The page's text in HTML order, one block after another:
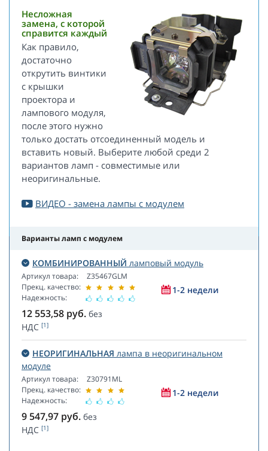
Несложная
замена, с которой
справится каждый
Как правило,
достаточно
открутить винтики
с крышки
проектора и
лампового модуля,
после этого нужно
только достать отсоединенный модель и
вставить новый. Выберите любой среди 2
вариантов ламп - совместимые или
неоригинальные.
ВИДЕО - замена лампы с модулем
Варианты ламп с модулем
КОМБИНИРОВАННЫЙ ламповый модуль
Артикул товара:
Прекц. качество:
Надежность:
Z35467GLM
1-2 недели
12 553,58 руб. без
НДС [1]
НЕОРИГИНАЛЬНАЯ лампа в неоригинальном
модуле
Артикул товара:
Прекц. качество:
Надежность:
Z30791ML
1-2 недели
9 547,97 руб. без
НДС [1]